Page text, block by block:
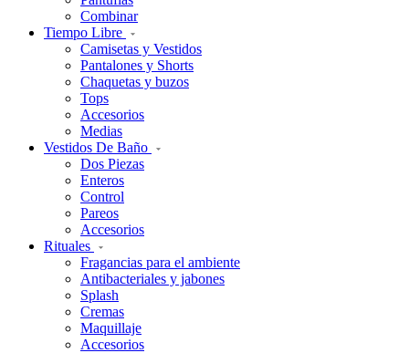
Combinar
Tiempo Libre
Camisetas y Vestidos
Pantalones y Shorts
Chaquetas y buzos
Tops
Accesorios
Medias
Vestidos De Baño
Dos Piezas
Enteros
Control
Pareos
Accesorios
Rituales
Fragancias para el ambiente
Antibacteriales y jabones
Splash
Cremas
Maquillaje
Accesorios